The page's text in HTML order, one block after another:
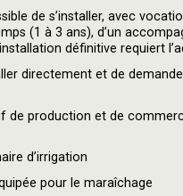
de s’installer, avec
(1 à 3 ans), d’un
définitive requiert
directement et de
de production et de
d’irrigation
pour le maraîchage